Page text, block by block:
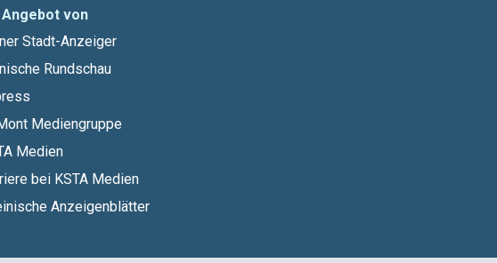
Angebot von
Stadt-Anzeiger
Rundschau
Mediengruppe
Medien
bei KSTA Medien
Anzeigenblätter